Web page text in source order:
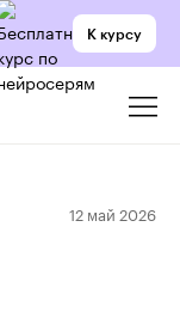
К курсу
12 май 2026